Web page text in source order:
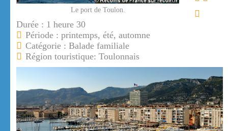
Le port de Toulon.
Durée : 1 heure 30
Période : printemps, été, automne
Catégorie : Balade familiale
Région touristique: Toulonnais